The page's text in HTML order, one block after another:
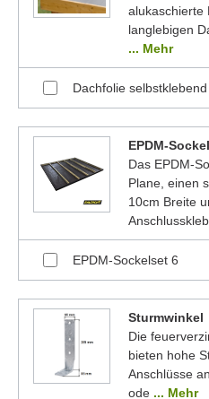
alukaschierte
langlebigen
... Mehr
Dachfolie
EPDM-
Das EPDM-
Plane, einen
10cm Breite
EPDM-Sockelset 6
Sturmwinkel
Die
bieten hohe
Anschlüsse
ode ... Mehr